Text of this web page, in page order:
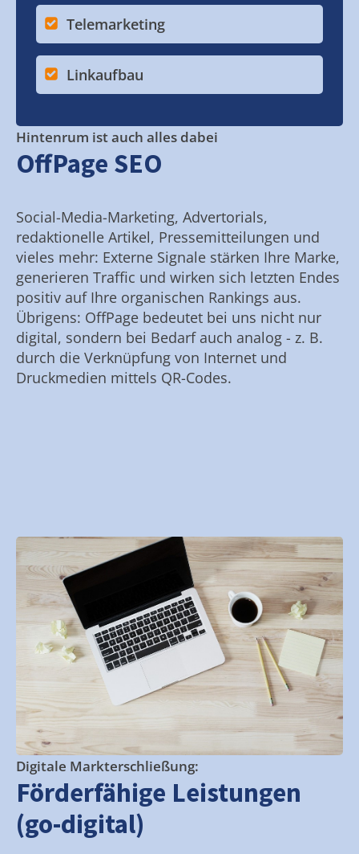
Telemarketing
Linkaufbau
Hintenrum ist auch alles dabei
OffPage SEO
Social-Media-Marketing, Advertorials,
redaktionelle Artikel, Pressemitteilungen und
vieles mehr: Externe Signale stärken Ihre Marke,
generieren Traffic und wirken sich letzten Endes
positiv auf Ihre organischen Rankings aus.
Übrigens: OffPage bedeutet bei uns nicht nur
digital, sondern bei Bedarf auch analog - z. B.
durch die Verknüpfung von Internet und
Druckmedien mittels QR-Codes.
Digitale Markterschließung:
Förderfähige Leistungen
(go-digital)